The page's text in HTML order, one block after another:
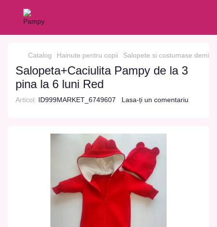
Catalog Hainute pentru copii Salopete si costumase
Salopeta+Caciulita Pampy de la 3
pina la 6 luni Red
Articol: ID999MARKET_6749607 Lasa-ți un comentariu